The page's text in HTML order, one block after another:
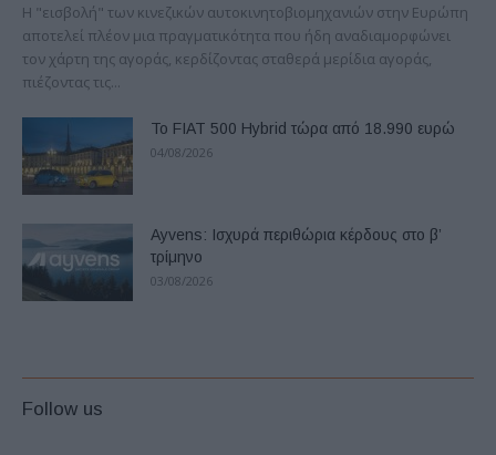
Η "εισβολή" των κινεζικών αυτοκινητοβιομηχανιών στην Ευρώπη
αποτελεί πλέον μια πραγματικότητα που ήδη αναδιαμορφώνει
τον χάρτη της αγοράς, κερδίζοντας σταθερά μερίδια αγοράς,
πιέζοντας τις...
Το FIAT 500 Hybrid τώρα από 18.990 ευρώ
04/08/2026
Ayvens: Iσχυρά περιθώρια κέρδους στο β’
τρίμηνο
03/08/2026
Follow us